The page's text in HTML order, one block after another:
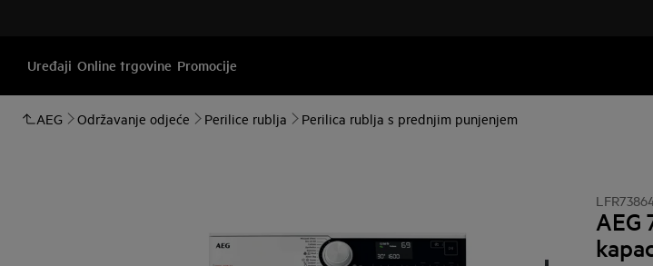
Uređaji Online trgovine Promocije
AEG Održavanje odjeće Perilice rublja Perilica rublja s prednjim punjenjem
AEG